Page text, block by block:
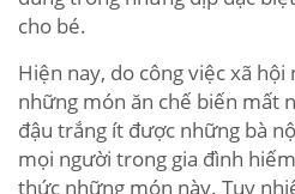
cho bé.
Hiện nay, do công việc xã hội
những món ăn chế biến mất
đậu trắng ít được những bà
mọi người trong gia đình
thức những món này. Tuy